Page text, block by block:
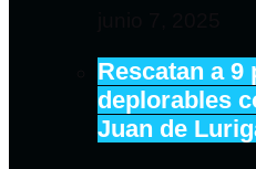
Rescatan a 9
deplorables
Juan de